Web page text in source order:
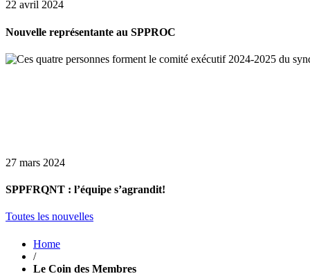
22 avril 2024
Nouvelle représentante au SPPROC
27 mars 2024
SPPFRQNT : l’équipe s’agrandit!
Toutes les nouvelles
Home
/
Le Coin des Membres